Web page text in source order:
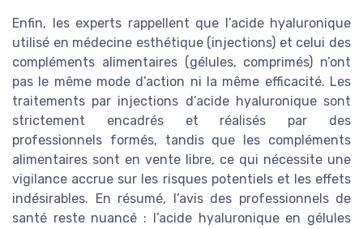
Enfin, les experts rappellent que l’acide hyaluronique
utilisé en médecine esthétique (injections) et celui des
compléments alimentaires (gélules, comprimés) n’ont
pas le même mode d’action ni la même efficacité. Les
traitements par injections d’acide hyaluronique sont
strictement encadrés et réalisés par des
professionnels formés, tandis que les compléments
alimentaires sont en vente libre, ce qui nécessite une
vigilance accrue sur les risques potentiels et les effets
indésirables. En résumé, l’avis des professionnels de
santé reste nuancé : l’acide hyaluronique en gélules